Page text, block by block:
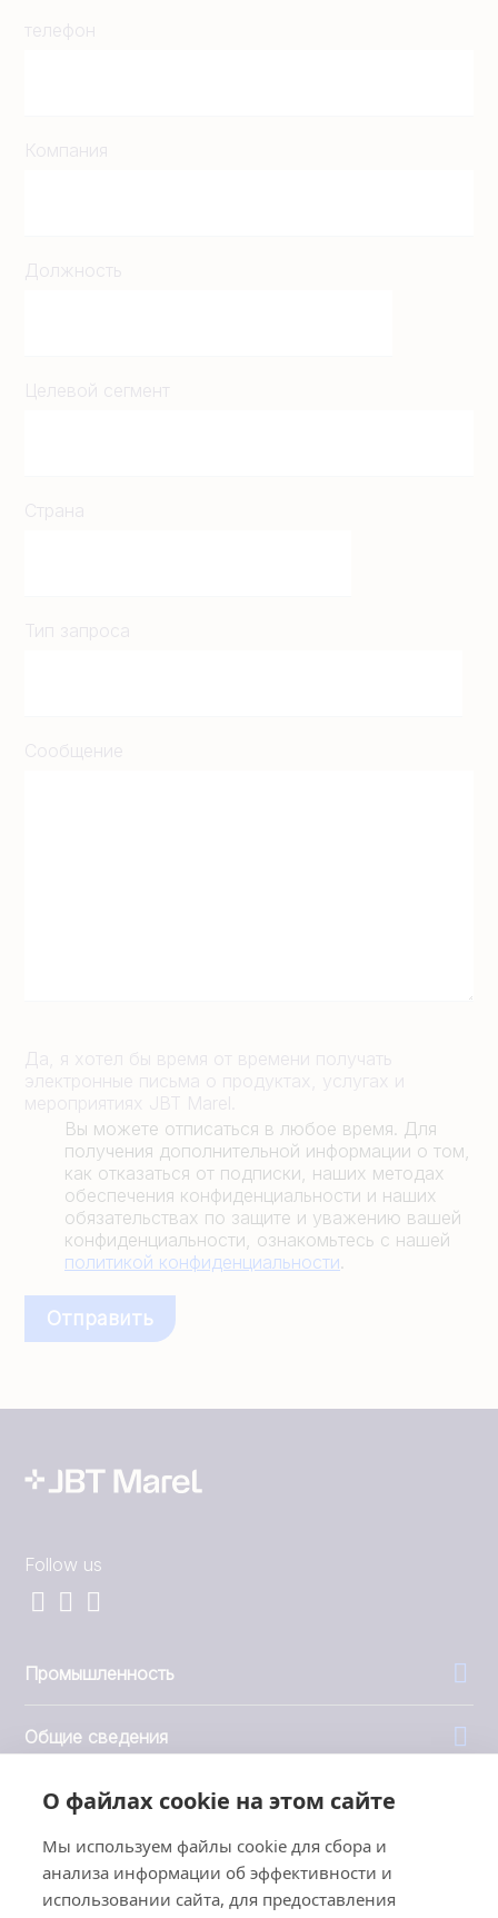
О файлах cookie на этом сайте
Мы используем файлы cookie для сбора и
анализа информации об эффективности и
использовании сайта, для предоставления
телефон
Компания
Должность
Целевой сегмент
Страна
Тип запроса
Сообщение
Да, я хотел бы время от времени получать
электронные письма о продуктах, услугах и
мероприятиях JBT Marel.
Вы можете отписаться в любое время. Для
получения дополнительной информации о том,
как отказаться от подписки, наших методах
обеспечения конфиденциальности и наших
обязательствах по защите и уважению вашей
конфиденциальности, ознакомьтесь с нашей
политикой конфиденциальности.
Follow us
Промышленность
Общие сведения
Компания